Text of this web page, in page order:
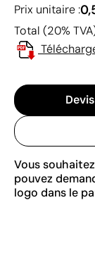
Prix unitaire :
Total (20%
Vous
pouvez
logo dans le